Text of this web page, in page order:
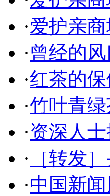
·爱护亲
·曾经的
·红茶的
·竹叶青
·资深人
· ［转发
·中国新